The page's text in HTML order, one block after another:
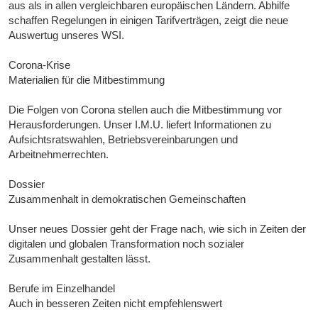
aus als in allen vergleichbaren europäischen Ländern. Abhilfe
schaffen Regelungen in einigen Tarifverträgen, zeigt die neue
Auswertug unseres WSI.
Corona-Krise
Materialien für die Mitbestimmung
Die Folgen von Corona stellen auch die Mitbestimmung vor
Herausforderungen. Unser I.M.U. liefert Informationen zu
Aufsichtsratswahlen, Betriebsvereinbarungen und
Arbeitnehmerrechten.
Dossier
Zusammenhalt in demokratischen Gemeinschaften
Unser neues Dossier geht der Frage nach, wie sich in Zeiten der
digitalen und globalen Transformation noch sozialer
Zusammenhalt gestalten lässt.
Berufe im Einzelhandel
Auch in besseren Zeiten nicht empfehlenswert